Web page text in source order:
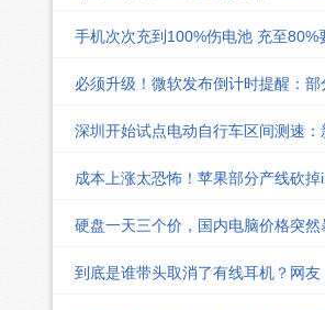
手机次次充到100%伤电池 充至80%
必须升级！微软发布倒计时提醒：
深圳开始试点电动自行车区间测速
成本上涨太恐怖！苹果部分产线砍
硬盘一天三个价，国内电脑价格突
到底是谁带头取消了有线耳机？网